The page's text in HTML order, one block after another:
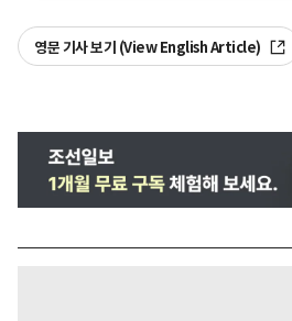
영문 기사 보기 (View English Article)